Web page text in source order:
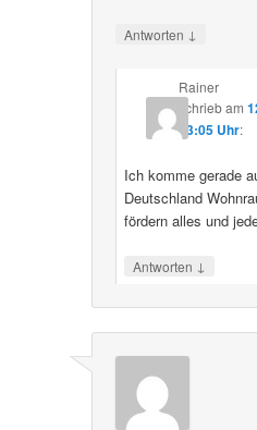
Antworten ↓
Rainer
schriebam
23:05 Uhr:
Ich komme gerade
Deutschland
fördern alles und
Antworten ↓